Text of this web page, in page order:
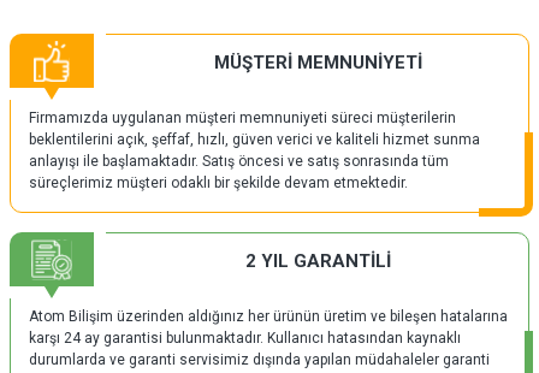
MÜŞTERİ MEMNUNİYETİ
Firmamızda uygulanan müşteri memnuniyeti süreci müşterilerin
beklentilerini açık, şeffaf, hızlı, güven verici ve kaliteli hizmet sunma
anlayışı ile başlamaktadır. Satış öncesi ve satış sonrasında tüm
süreçlerimiz müşteri odaklı bir şekilde devam etmektedir.
2 YIL GARANTİLİ
Atom Bilişim üzerinden aldığınız her ürünün üretim ve bileşen hatalarına
karşı 24 ay garantisi bulunmaktadır. Kullanıcı hatasından kaynaklı
durumlarda ve garanti servisimiz dışında yapılan müdahaleler garanti